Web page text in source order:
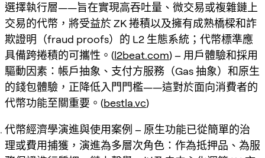
選擇執行層——旨在實現高吞吐量、微交易或複雜鏈上
交易的代幣，將受益於 ZK 捲積以及擁有成熟橋樑和詐
欺證明（fraud proofs）的 L2 生態系統；代幣標準應
具備跨捲積的可攜性。(l2beat.com) – 用戶體驗和採用
驅動因素：帳戶抽象、支付方服務（Gas 抽象）和原生
的錢包體驗，正降低入門門檻——這對於面向消費者的
代幣功能至關重要。(bestla.vc)
代幣經濟學演進與使用案例 – 原生功能已從簡單的治
理或費用捕獲，演進為多層次角色：作為抵押品、為服